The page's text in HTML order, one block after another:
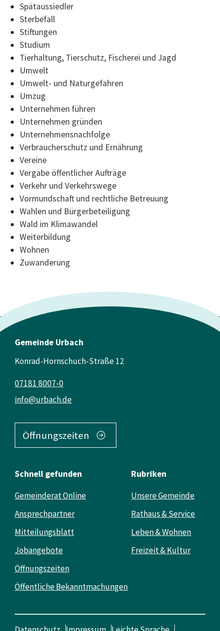
Spätaussiedler
Sterbefall
Stiftungen
Studium
Tierhaltung, Tierschutz, Fischerei und Jagd
Umwelt
Umwelt- und Naturgefahren
Umzug
Unternehmen führen
Unternehmen gründen
Unternehmensnachfolge
Verbraucherschutz und Ernährung
Vereine
Vergabe öffentlicher Aufträge
Verkehr und Verkehrswege
Vormundschaft und rechtliche Betreuung
Wahlen und Bürgerbeteiligung
Wald im Klimawandel
Weiterbildung
Wohnen
Zuwanderung
Gemeinde Urbach
Konrad-Hornschuch-Straße 12
info@urbach.de
07181 8007-0
Öffnungszeiten
Schnell gefunden
Gemeinderat Online
Ansprechpartner
Mitteilungsblatt
Jobangebote
Öffnungszeiten
Öffentliche Bekanntmachungen
Rubriken
Unsere Gemeinde
Rathaus & Service
Leben & Wohnen
Freizeit & Kultur